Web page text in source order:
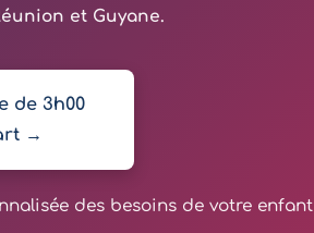
et Guyane.
de 3h00
→
des besoins de votre enfant